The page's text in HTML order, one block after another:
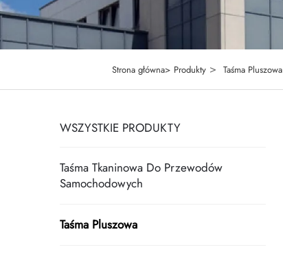
Strona główna> Produkty> Taśma Pluszowa
WSZYSTKIE PRODUKTY
Taśma Tkaninowa Do Przewodów
Samochodowych
Taśma Pluszowa